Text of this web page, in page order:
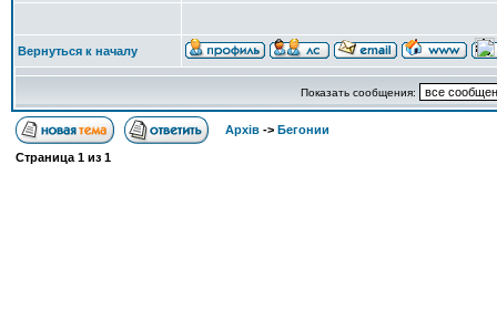
Вернуться к началу
Показать сообщения:
Архів -> Бегонии
Страница 1 из 1